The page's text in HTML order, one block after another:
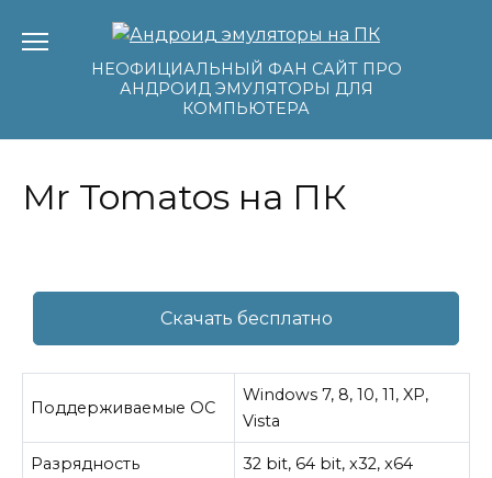
содержаниюНЕОФИЦИАЛЬНЫЙ ФАН САЙТ ПРО
АНДРОИД ЭМУЛЯТОРЫ ДЛЯ
КОМПЬЮТЕРА
Mr Tomatos на ПК
Скачать бесплатно
Поддерживаемые ОС
Windows 7, 8, 10, 11, XP,
Vista
Разрядность 32 bit, 64 bit, x32, x64